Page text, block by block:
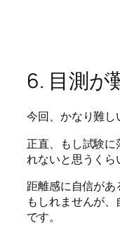
6. 目測が
今回、かなり難し
正直、もし試験
れないと思うくら
距離感に自信が
もしれませんが
です。